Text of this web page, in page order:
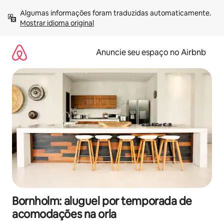
para
Mostrar idioma original
Anuncie seu espaço no Airbnb
Bornholm: aluguel por temporada de
acomodações na orla